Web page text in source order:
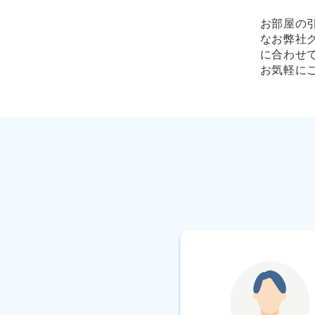
お部屋の
なお弊社
に合わせ
お気軽に